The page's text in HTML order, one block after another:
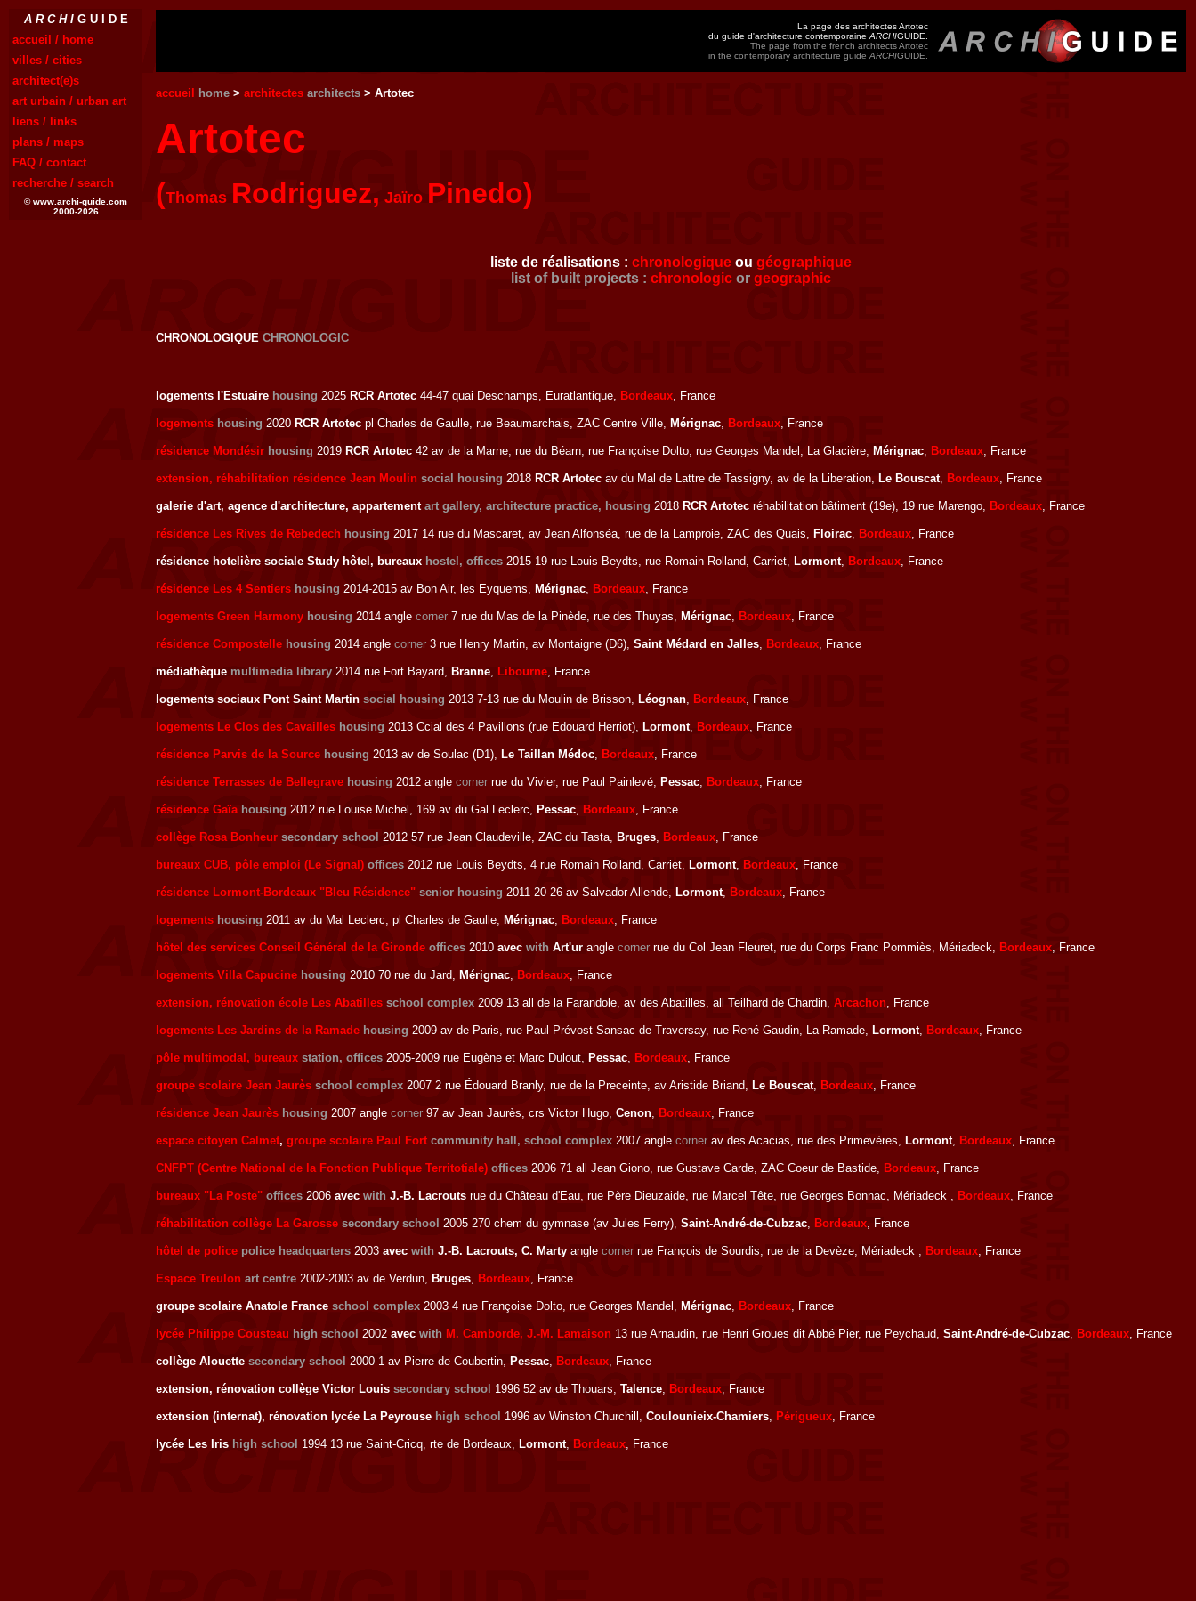
A R C H IG U I D E
accueil / home
villes / cities
architect(e)s
art urbain / urban art
liens / links
plans / maps
FAQ / contact
recherche / search
© www.archi-guide.com
2000-2026
La page des architectes Artotec
du guide d'architecture contemporaine ARCHIGUIDE.
The page from the french architects Artotec
in the contemporary architecture guide ARCHIGUIDE.
accueil home > architectes architects > Artotec
Artotec
(Thomas Rodriguez, Jaïro Pinedo)
liste de réalisations : chronologique ou géographique
list of built projects : chronologic or geographic
CHRONOLOGIQUE CHRONOLOGIC
logements l'Estuaire housing 2025 RCR Artotec 44-47 quai Deschamps, Euratlantique, Bordeaux, France
logements housing 2020 RCR Artotec pl Charles de Gaulle, rue Beaumarchais, ZAC Centre Ville, Mérignac, Bordeaux, France
résidence Mondésir housing 2019 RCR Artotec 42 av de la Marne, rue du Béarn, rue Françoise Dolto, rue Georges Mandel, La Glacière, Mérignac, Bordeaux, France
extension, réhabilitation résidence Jean Moulin social housing 2018 RCR Artotec av du Mal de Lattre de Tassigny, av de la Liberation, Le Bouscat, Bordeaux, France
galerie d'art, agence d'architecture, appartement art gallery, architecture practice, housing 2018 RCR Artotec réhabilitation bâtiment (19e), 19 rue Marengo, Bordeaux, France
résidence Les Rives de Rebedech housing 2017 14 rue du Mascaret, av Jean Alfonséa, rue de la Lamproie, ZAC des Quais, Floirac, Bordeaux, France
résidence hotelière sociale Study hôtel, bureaux hostel, offices 2015 19 rue Louis Beydts, rue Romain Rolland, Carriet, Lormont, Bordeaux, France
résidence Les 4 Sentiers housing 2014-2015 av Bon Air, les Eyquems, Mérignac, Bordeaux, France
logements Green Harmony housing 2014 angle corner 7 rue du Mas de la Pinède, rue des Thuyas, Mérignac, Bordeaux, France
résidence Compostelle housing 2014 angle corner 3 rue Henry Martin, av Montaigne (D6), Saint Médard en Jalles, Bordeaux, France
médiathèque multimedia library 2014 rue Fort Bayard, Branne, Libourne, France
logements sociaux Pont Saint Martin social housing 2013 7-13 rue du Moulin de Brisson, Léognan, Bordeaux, France
logements Le Clos des Cavailles housing 2013 Ccial des 4 Pavillons (rue Edouard Herriot), Lormont, Bordeaux, France
résidence Parvis de la Source housing 2013 av de Soulac (D1), Le Taillan Médoc, Bordeaux, France
résidence Terrasses de Bellegrave housing 2012 angle corner rue du Vivier, rue Paul Painlevé, Pessac, Bordeaux, France
résidence Gaïa housing 2012 rue Louise Michel, 169 av du Gal Leclerc, Pessac, Bordeaux, France
collège Rosa Bonheur secondary school 2012 57 rue Jean Claudeville, ZAC du Tasta, Bruges, Bordeaux, France
bureaux CUB, pôle emploi (Le Signal) offices 2012 rue Louis Beydts, 4 rue Romain Rolland, Carriet, Lormont, Bordeaux, France
résidence Lormont-Bordeaux "Bleu Résidence" senior housing 2011 20-26 av Salvador Allende, Lormont, Bordeaux, France
logements housing 2011 av du Mal Leclerc, pl Charles de Gaulle, Mérignac, Bordeaux, France
hôtel des services Conseil Général de la Gironde offices 2010 avec with Art'ur angle corner rue du Col Jean Fleuret, rue du Corps Franc Pommiès, Mériadeck, Bordeaux, France
logements Villa Capucine housing 2010 70 rue du Jard, Mérignac, Bordeaux, France
extension, rénovation école Les Abatilles school complex 2009 13 all de la Farandole, av des Abatilles, all Teilhard de Chardin, Arcachon, France
logements Les Jardins de la Ramade housing 2009 av de Paris, rue Paul Prévost Sansac de Traversay, rue René Gaudin, La Ramade, Lormont, Bordeaux, France
pôle multimodal, bureaux station, offices 2005-2009 rue Eugène et Marc Dulout, Pessac, Bordeaux, France
groupe scolaire Jean Jaurès school complex 2007 2 rue Édouard Branly, rue de la Preceinte, av Aristide Briand, Le Bouscat, Bordeaux, France
résidence Jean Jaurès housing 2007 angle corner 97 av Jean Jaurès, crs Victor Hugo, Cenon, Bordeaux, France
espace citoyen Calmet, groupe scolaire Paul Fort community hall, school complex 2007 angle corner av des Acacias, rue des Primevères, Lormont, Bordeaux, France
CNFPT (Centre National de la Fonction Publique Territotiale) offices 2006 71 all Jean Giono, rue Gustave Carde, ZAC Coeur de Bastide, Bordeaux, France
bureaux "La Poste" offices 2006 avec with J.-B. Lacrouts rue du Château d'Eau, rue Père Dieuzaide, rue Marcel Tête, rue Georges Bonnac, Mériadeck , Bordeaux, France
réhabilitation collège La Garosse secondary school 2005 270 chem du gymnase (av Jules Ferry), Saint-André-de-Cubzac, Bordeaux, France
hôtel de police police headquarters 2003 avec with J.-B. Lacrouts, C. Marty angle corner rue François de Sourdis, rue de la Devèze, Mériadeck , Bordeaux, France
Espace Treulon art centre 2002-2003 av de Verdun, Bruges, Bordeaux, France
groupe scolaire Anatole France school complex 2003 4 rue Françoise Dolto, rue Georges Mandel, Mérignac, Bordeaux, France
lycée Philippe Cousteau high school 2002 avec with M. Camborde, J.-M. Lamaison 13 rue Arnaudin, rue Henri Groues dit Abbé Pier, rue Peychaud, Saint-André-de-Cubzac, Bordeaux, France
collège Alouette secondary school 2000 1 av Pierre de Coubertin, Pessac, Bordeaux, France
extension, rénovation collège Victor Louis secondary school 1996 52 av de Thouars, Talence, Bordeaux, France
extension (internat), rénovation lycée La Peyrouse high school 1996 av Winston Churchill, Coulounieix-Chamiers, Périgueux, France
lycée Les Iris high school 1994 13 rue Saint-Cricq, rte de Bordeaux, Lormont, Bordeaux, France